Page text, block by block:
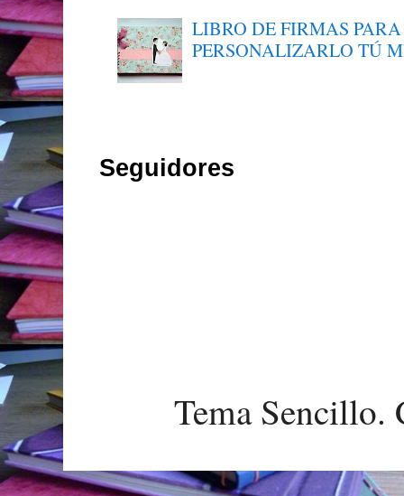
LIBRO DE FIRMAS
PERSONALIZARLO TÚ
Seguidores
Tema